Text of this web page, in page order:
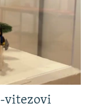
vitezovi